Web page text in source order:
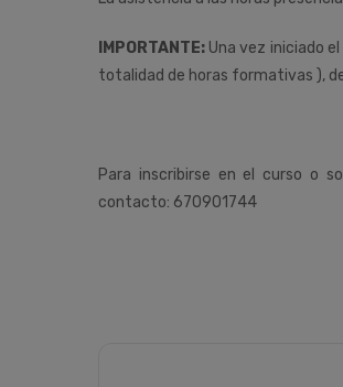
IMPORTANTE: Una vez iniciado
totalidad de horas formativas ),
Para inscribirse en el curso o
contacto: 670901744